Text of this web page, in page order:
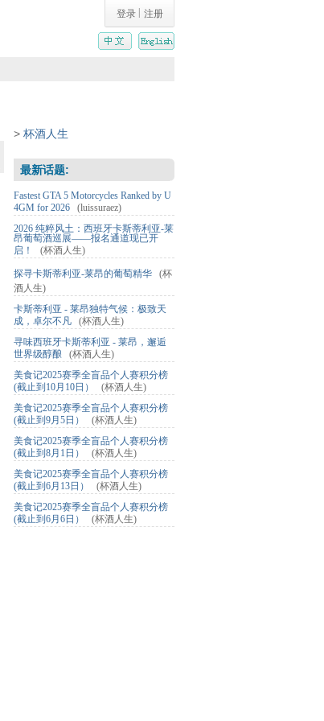
登录 注册
> 杯酒人生
最新话题:
Fastest GTA 5 Motorcycles Ranked by U
4GM for 2026
(luissuraez)
2026 纯粹风土：西班牙卡斯蒂利亚-莱
昂葡萄酒巡展——报名通道现已开
启！
(杯酒人生)
探寻卡斯蒂利亚-莱昂的葡萄精华
(杯
酒人生)
卡斯蒂利亚 - 莱昂独特气候：极致天
成，卓尔不凡
(杯酒人生)
寻味西班牙卡斯蒂利亚 - 莱昂，邂逅
世界级醇酿
(杯酒人生)
美食记2025赛季全盲品个人赛积分榜
(截止到10月10日）
(杯酒人生)
美食记2025赛季全盲品个人赛积分榜
(截止到9月5日）
(杯酒人生)
美食记2025赛季全盲品个人赛积分榜
(截止到8月1日）
(杯酒人生)
美食记2025赛季全盲品个人赛积分榜
(截止到6月13日）
(杯酒人生)
美食记2025赛季全盲品个人赛积分榜
(截止到6月6日）
(杯酒人生)